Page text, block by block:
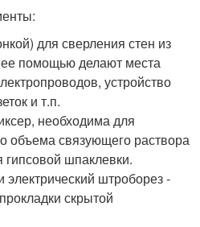
для сверления стен из
ее помощью делают места
устройство
и т.п.
необходима для
объема связующего раствора
гипсовой шпаклевки.
электрический штроборез -
скрытой